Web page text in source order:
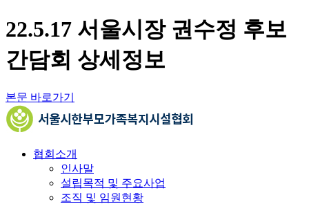
22.5.17 서울시장 권수정 후보
간담회 상세정보
본문 바로가기
협회소개
인사말
설립목적 및 주요사업
조직 및 임원현황